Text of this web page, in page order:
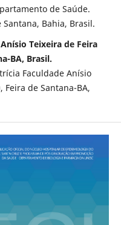
de Saúde.
Bahia, Brasil.
Teixeira de Feira
BA, Brasil.
Faculdade Anísio
Feira de Santana-BA,